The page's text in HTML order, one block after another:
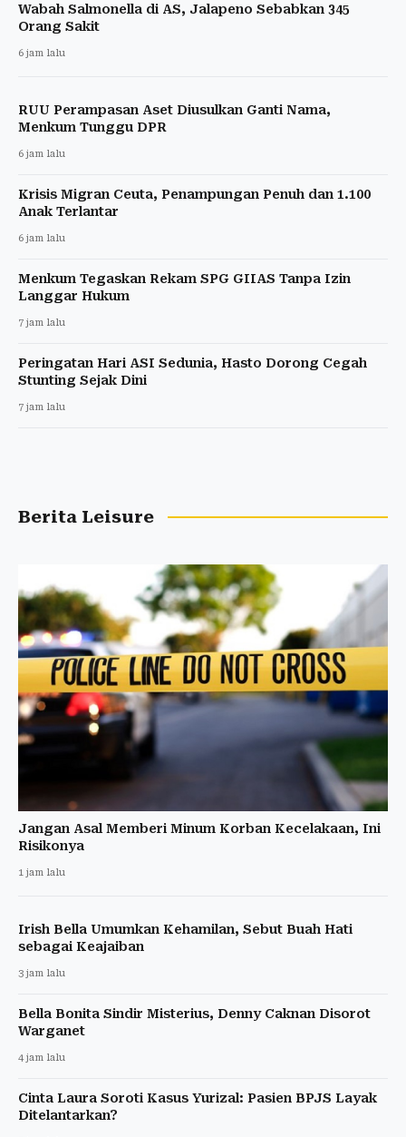
Wabah Salmonella di AS, Jalapeno Sebabkan 345
Orang Sakit
6 jam lalu
RUU Perampasan Aset Diusulkan Ganti Nama,
Menkum Tunggu DPR
6 jam lalu
Krisis Migran Ceuta, Penampungan Penuh dan 1.100
Anak Terlantar
6 jam lalu
Menkum Tegaskan Rekam SPG GIIAS Tanpa Izin
Langgar Hukum
7 jam lalu
Peringatan Hari ASI Sedunia, Hasto Dorong Cegah
Stunting Sejak Dini
7 jam lalu
Berita Leisure
Jangan Asal Memberi Minum Korban Kecelakaan, Ini
Risikonya
1 jam lalu
Irish Bella Umumkan Kehamilan, Sebut Buah Hati
sebagai Keajaiban
3 jam lalu
Bella Bonita Sindir Misterius, Denny Caknan Disorot
Warganet
4 jam lalu
Cinta Laura Soroti Kasus Yurizal: Pasien BPJS Layak
Ditelantarkan?